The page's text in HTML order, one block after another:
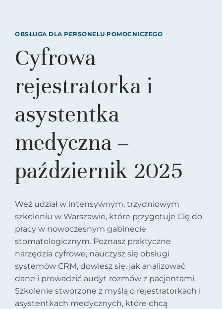
OBSŁUGA DLA PERSONELU POMOCNICZEGO
Cyfrowa
rejestratorka i
asystentka
medyczna –
październik 2025
Weź udział w intensywnym, trzydniowym
szkoleniu w Warszawie, które przygotuje Cię do
pracy w nowoczesnym gabinecie
stomatologicznym. Poznasz praktyczne
narzędzia cyfrowe, nauczysz się obsługi
systemów CRM, dowiesz się, jak analizować
dane i prowadzić audyt rozmów z pacjentami.
Szkolenie stworzone z myślą o rejestratorkach i
asystentkach medycznych, które chcą